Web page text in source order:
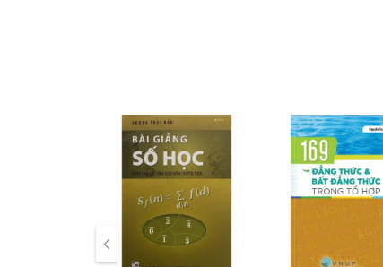
Đáp án đề thi chính thức và các đề thi đề nghị